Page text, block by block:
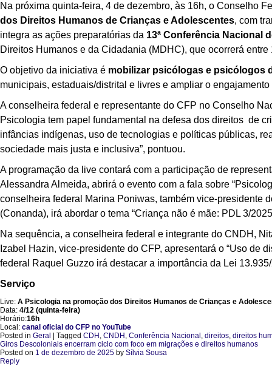
Na próxima quinta-feira, 4 de dezembro, às 16h, o Conselho
dos Direitos Humanos de Crianças e Adolescentes, com
integra as ações preparatórias da 13ª Conferência Nacional
Direitos Humanos e da Cidadania (MDHC), que ocorrerá
O objetivo da iniciativa é mobilizar psicólogas e psicólogos
municipais, estaduais/distrital e livres e ampliar o
A conselheira federal e representante do CFP no Conselho
Psicologia tem papel fundamental na defesa dos direitos de
infâncias indígenas, uso de tecnologias e políticas públicas,
sociedade mais justa e inclusiva”, pontuou.
A programação da live contará com a participação de
Alessandra Almeida, abrirá o evento com a fala sobre
conselheira federal Marina Poniwas, também vice-presidente
(Conanda), irá abordar o tema “Criança não é mãe: PDL 3/
Na sequência, a conselheira federal e integrante do CNDH,
Izabel Hazin, vice-presidente do CFP, apresentará o “Uso de
federal Raquel Guzzo irá destacar a importância da Lei
Serviço
Live: A Psicologia na promoção dos Direitos Humanos de Crianças e
Data: 4/12 (quinta-feira)
Horário:16h
Local: canal oficial do CFP no YouTube
Posted in Geral Tagged CDH , CNDH , Conferência Nacional , direitos, direitos
Giros Descoloniais encerram ciclo com foco em migrações e direitos humanos
Posted on 1 de dezembro de 2025 by Sílvia Sousa
Reply